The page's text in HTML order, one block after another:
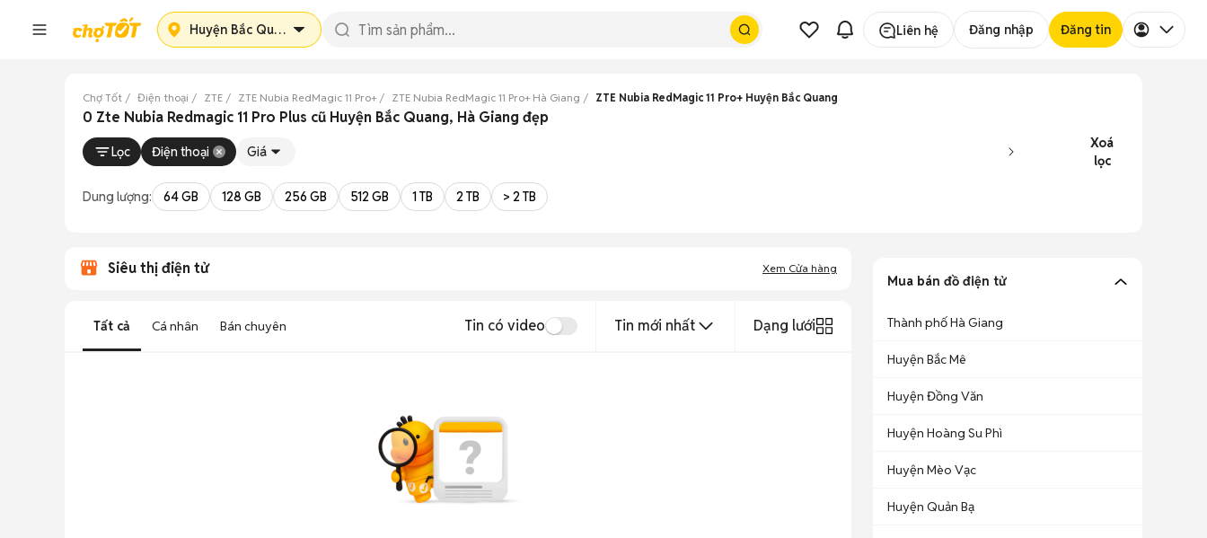
Huyện Bắc Quang Liên hệ Đăng nhập Đăng tin
Chợ Tốt Điện thoại ZTE ZTE Nubia RedMagic 11 Pro+ ZTE Nubia RedMagic 11 Pro+ Hà Giang ZTE Nubia RedMagic 11 Pro+ Huyện Bắc Quang
0 Zte Nubia Redmagic 11 Pro Plus cũ Huyện Bắc Quang, Hà Giang đẹp
Lọc Điện thoại Giá
Xoá
lọc
Dung lượng: 64 GB 128 GB 256 GB 512 GB 1 TB 2 TB > 2 TB
Siêu thị điện tử Xem Cửa hàng
Tất cả Cá nhân Bán chuyên Tin có video Tin mới nhất Dạng lưới
Mua bán đồ điện tử
Thành phố Hà Giang
Huyện Bắc Mê
Huyện Đồng Văn
Huyện Hoàng Su Phì
Huyện Mèo Vạc
Huyện Quản Bạ